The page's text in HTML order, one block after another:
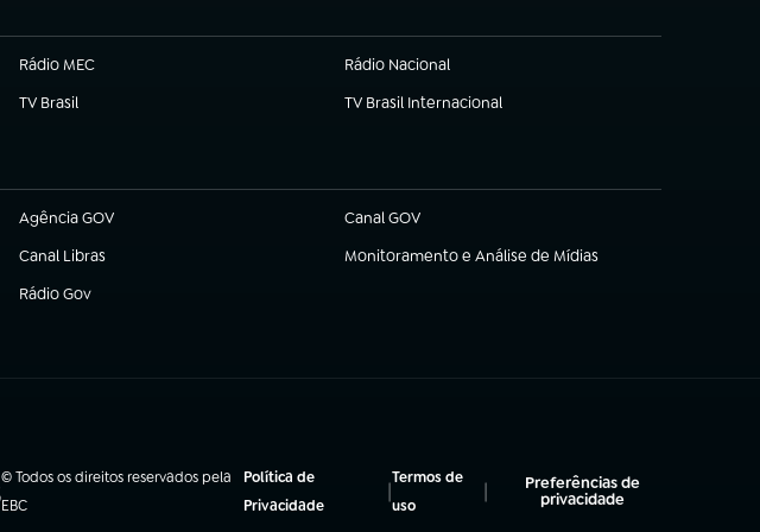
Rádio MEC Rádio Nacional
(abre em nova aba)
TV Brasil
(abre em nova aba) TV Brasil Internacional
(abre em nova aba)
Agência GOV
(abre em nova aba) Canal GOV
(abre em nova aba)
Canal Libras
(abre em nova aba) Monitoramento e Análise de Mídias
(abre em nova aba)
Rádio Gov
(abre em nova aba)
© Todos os direitos reservados pela
EBC
Política de
Privacidade
(abre em nova aba) |Termos de
uso
(abre em nova aba)
|
Preferências de
privacidade